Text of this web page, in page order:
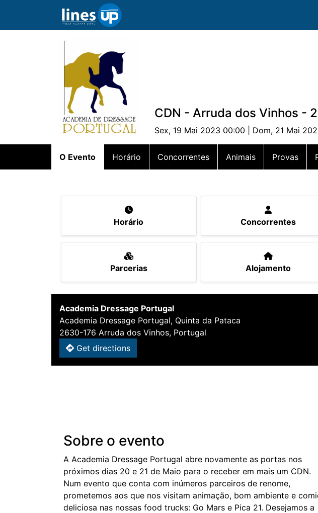
CDN - Arruda dos Vinhos -
Sex, 19 Mai 2023 00:00 | Dom, 21 Mai
O Evento Horário Concorrentes Animais Provas
Horário Concorrentes
Parcerias Alojamento
Academia Dressage Portugal
Academia Dressage Portugal, Quinta da Pataca
2630-176 Arruda dos Vinhos, Portugal
Get directions
Sobre o evento
A Academia Dressage Portugal abre novamente as portas nos
próximos dias 20 e 21 de Maio para o receber em mais um CDN.
Num evento que conta com inúmeros parceiros de renome,
prometemos aos que nos visitam animação, bom ambiente e
deliciosa nas nossas food trucks: Go Mars e Pica 21. Desejamos a